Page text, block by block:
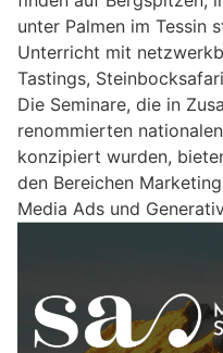
unter Palmen im Tessin
Unterricht mit
Tastings,
Die Seminare, die in
renommierten
konzipiert wurden,
den Bereichen
Media Ads und